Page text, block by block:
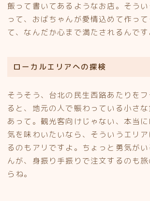
飯って書いてあるようなお店。そう
って、おばちゃんが愛情込めて作っ
て、なんだか心まで満たされるんです
ローカルエリアへの探検
そうそう、台北の民生西路あたりを
ると、地元の人で賑わっている小さ
あって。観光客向けじゃない、本当
気を味わいたいなら、そういうエリ
るのもアリですよ。ちょっと勇気が
んが、身振り手振りで注文するのも
らね。